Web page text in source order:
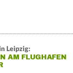
Leipzig:
AM FLUGHAFEN